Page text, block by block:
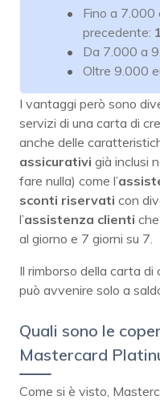
Fino a 7.000
precedente:
Da 7.000 a
Oltre 9.000
I vantaggi però sono
servizi di una carta di
anche delle
assicurativi già inclusi
fare nulla) come l’
sconti riservati con
l’assistenza clienti
al giorno e 7 giorni su 7.
Il rimborso della carta
può avvenire solo a
Quali sono le
Mastercard
Come si è visto,